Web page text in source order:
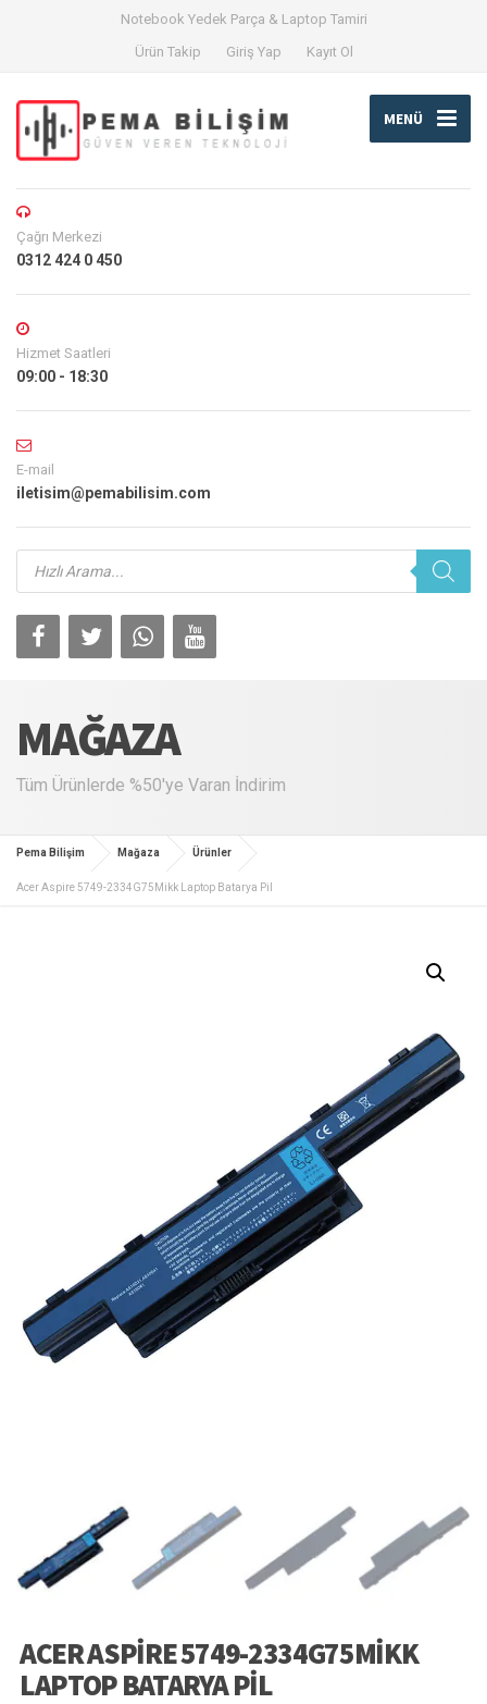
Notebook Yedek Parça & Laptop Tamiri
Ürün Takip
Giriş Yap Kayıt Ol
MENÜ
Çağrı Merkezi
0312 424 0 450
Hizmet Saatleri
09:00 - 18:30
E-mail
iletisim@pemabilisim.com
Products
search
MAĞAZA
Tüm Ürünlerde %50'ye Varan İndirim
Pema Bilişim Mağaza Ürünler
Acer Aspire 5749-2334G75Mikk Laptop Batarya Pil
ACER ASPIRE 5749-2334G75MIKK
LAPTOP BATARYA PIL